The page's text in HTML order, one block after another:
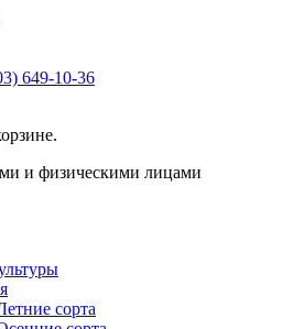
649-10-36
и физическими лицами
сорта